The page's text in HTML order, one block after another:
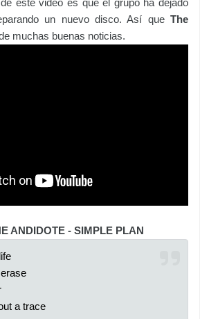
este video es que el grupo ha dejado
un nuevo disco. Así que The
muchas buenas noticias.
ANDIDOTE - SIMPLE PLAN
a trace